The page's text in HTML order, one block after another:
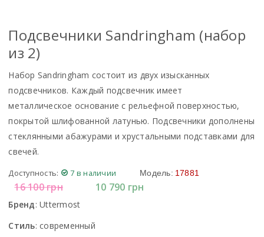
Подсвечники Sandringham (набор
из 2)
Набор Sandringham состоит из двух изысканных
подсвечников. Каждый подсвечник имеет
металлическое основание с рельефной поверхностью,
покрытой шлифованной латунью. Подсвечники дополнены
стеклянными абажурами и хрустальными подставками для
свечей.
Доступность: 7 в наличии Модель: 17881
16 100грн 10 790 грн
Бренд:Uttermost
Стиль: современный